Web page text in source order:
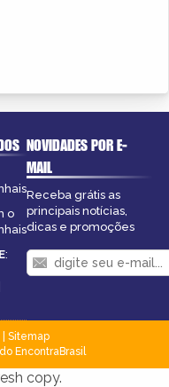
o
:
NOVIDADES POR E-
MAIL
Receba grátis as
principais notícias,
dicas e promoções
Sitemap
EncontraBrasil
copy.